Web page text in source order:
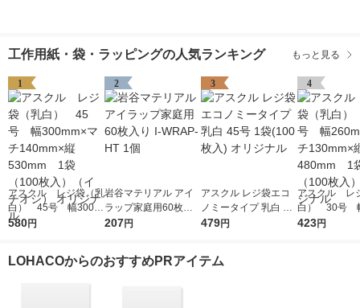
工作用紙・袋・ラッピングの人気ランキング もっと見る
1
アスクル レジ袋（乳
白） 45号 幅300m
m×マチ140mm×縦53
リジナル
580円
2
岩谷マテリアル アイ
ラップ家庭用60枚入
り I-WRAP-HT 1個
207円
3
アスクル レジ袋エコ
ノミータイプ 乳白 45
号 1袋(100枚入) オリ
479円
4
アスクル レ
白） 30号
m×マチ
423円
LOHACOからのおすすめPRアイテム